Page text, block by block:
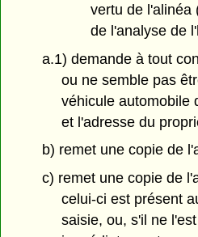
vertu de l'alinéa
de l'analyse de
a.1) demande à tout
ou ne semble pas
véhicule automobile
et l'adresse du
b) remet une copie de
c) remet une copie de
celui-ci est présent
saisie, ou, s'il ne